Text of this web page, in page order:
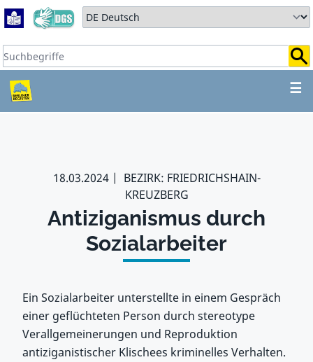
Zum Hauptbereich springen
Zum Hauptmenü springen
Sprache auswählen:
Suchbegriffe:
☰
ZUM HAUPTBEREICH
18.03.2024
BEZIRK: FRIEDRICHSHAIN-
KREUZBERG
Antiziganismus durch
Sozialarbeiter
Ein Sozialarbeiter unterstellte in einem Gespräch
einer geflüchteten Person durch stereotype
Verallgemeinerungen und Reproduktion
antiziganistischer Klischees kriminelles Verhalten.